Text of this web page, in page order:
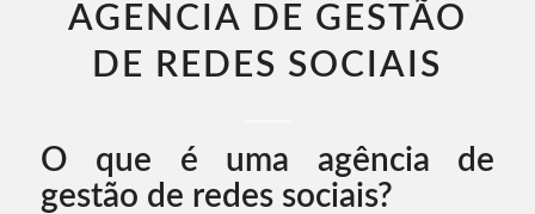
AGENCIA DE GESTÃO
DE REDES SOCIAIS​
O que é uma agência de
gestão de redes sociais?